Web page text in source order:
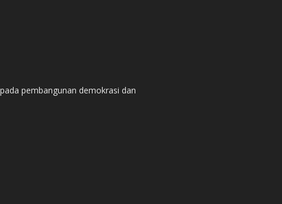
pembangunan demokrasi dan